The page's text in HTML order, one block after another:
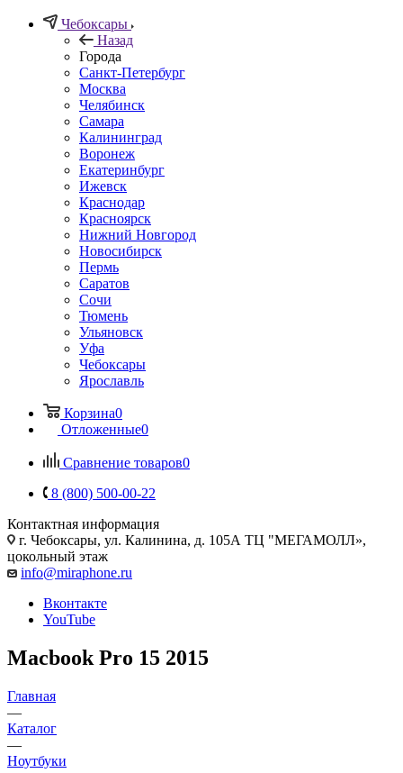
Чебоксары
Назад
Города
Санкт-Петербург
Москва
Челябинск
Самара
Калининград
Воронеж
Екатеринбург
Ижевск
Краснодар
Красноярск
Нижний Новгород
Новосибирск
Пермь
Саратов
Сочи
Тюмень
Ульяновск
Уфа
Чебоксары
Ярославль
Корзина0
Отложенные0
Сравнение товаров0
8 (800) 500-00-22
Контактная информация
г. Чебоксары, ул. Калинина, д. 105А ТЦ "МЕГАМОЛЛ»,
цокольный этаж
info@miraphone.ru
Вконтакте
YouTube
Macbook Pro 15 2015
Главная
—
Каталог
—
Ноутбуки